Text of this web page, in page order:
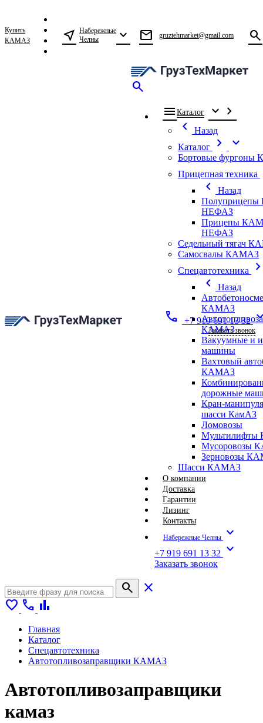
Купить
КАМАЗ
near_me Набережные
Челны
expand_more mail gruztehmarket@gmail.com search
search
menu Каталог expand_more chevron_right
chevron_left
Назад
Каталог
chevron_right expand_more
Бортовые
Прицепная техника
chevron_left
Назад
НЕФАЗ
Прицепы
НЕФАЗ
Седельный тягач
Самосвалы КАМАЗ
Спецавтотехника
chevron_left
Назад
КАМАЗ
КАМАЗ
Вакуумные и
машины
Вахтовый
КАМАЗ
дорожные
Кран-
шасси КамАЗ
Ломовозы
Мультилифты
Мусоровозы
Зерновозы
Шасси КАМАЗ
О компании
Доставка
Гарантии
Лизинг
Контакты
Набережные Челны expand_more
+7 919 691 13 32 expand_more
Заказать звонок
call +7 919 691 13 32
Заказать звонок
search
close
favorite call bar_chart
Главная
Каталог
Спецавтотехника
Автотопливозаправщики КАМАЗ
Автотопливозаправщики
камаз